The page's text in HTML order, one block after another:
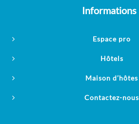
Informations
Espace pro
Hôtels
Maison d’hôtes
Contactez-nous